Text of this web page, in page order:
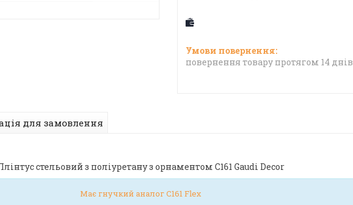
повернення товару протягом 14 днів
для замовлення
стельовий з поліуретану з орнаментом C161 Gaudi Decor
Має гнучкий аналог C161 Flex